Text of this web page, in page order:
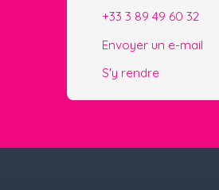
+33 3 89 49 60 32
Envoyer un e-mail
S'y rendre